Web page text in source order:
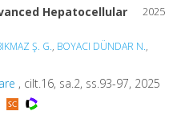
2025
Hepatocellular
Ş. G., BOYACI DÜNDAR N.,
, cilt.16, sa.2, ss.93-97, 2025